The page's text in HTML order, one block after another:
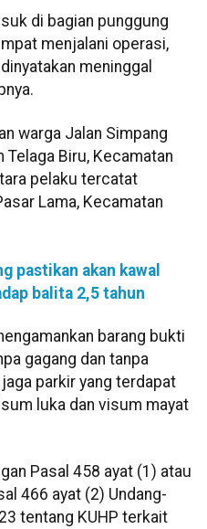
di bagian punggung
menjalani operasi,
meninggal
warga Jalan Simpang
Telaga Biru, Kecamatan
pelaku tercatat
Lama, Kecamatan
pastikan akan kawal
balita 2,5 tahun
barang bukti
gagang dan tanpa
parkir yang terdapat
luka dan visum mayat
Pasal 458 ayat (1) atau
466 ayat (2) Undang-
tentang KUHP terkait